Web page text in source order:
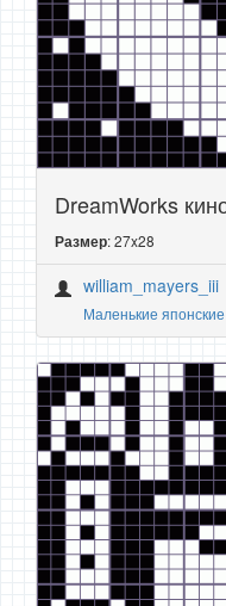
DreamWorks
Размер: 27x28
william_mayers_iii
Маленькие